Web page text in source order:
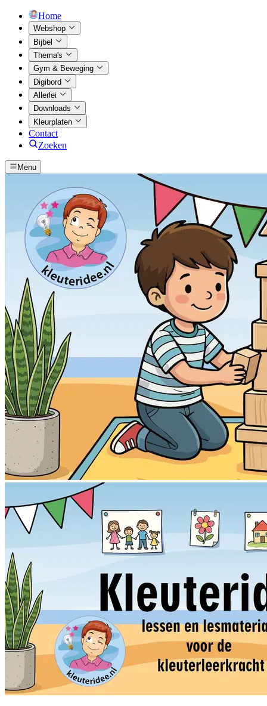
Home
Webshop
Bijbel
Thema's
Gym & Beweging
Digibord
Allerlei
Downloads
Kleurplaten
Contact
Zoeken
Menu